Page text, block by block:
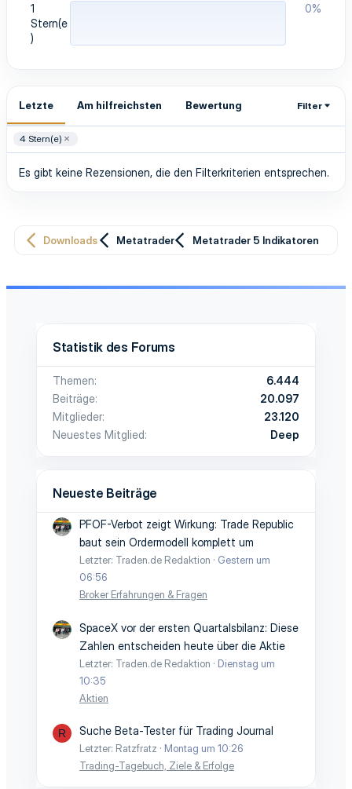
1
Stern(e
)
0%
Letzte Am hilfreichsten Bewertung Filter
4 Stern(e)
Es gibt keine Rezensionen, die den Filterkriterien entsprechen.
Downloads Metatrader Metatrader 5 Indikatoren
Statistik des Forums
Themen
6.444
Beiträge
20.097
Mitglieder
23.120
Neuestes Mitglied
Deep
Neueste Beiträge
PFOF-Verbot zeigt Wirkung: Trade Republic
baut sein Ordermodell komplett um
Letzter: Traden.de Redaktion
Gestern um
06:56
Broker Erfahrungen & Fragen
SpaceX vor der ersten Quartalsbilanz: Diese
Zahlen entscheiden heute über die Aktie
Letzter: Traden.de Redaktion
Dienstag um
10:35
Aktien
R Suche Beta-Tester für Trading Journal
Letzter: Ratzfratz
Montag um 10:26
Trading-Tagebuch, Ziele & Erfolge